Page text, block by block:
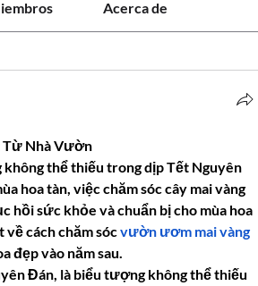
Acerca de
Từ Nhà Vườn
thể thiếu trong dịp Tết Nguyên
hoa tàn, việc chăm sóc cây mai vàng
hồi sức khỏe và chuẩn bị cho mùa hoa
cách chăm sóc vườn ươm mai vàng
đẹp vào năm sau.
Đán, là biểu tượng không thể thiếu